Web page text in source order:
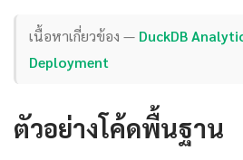
เนื้อหาเกี่ยวข้อง — DuckDB
Deployment
ตัวอย่างโค้ดพื้นฐาน